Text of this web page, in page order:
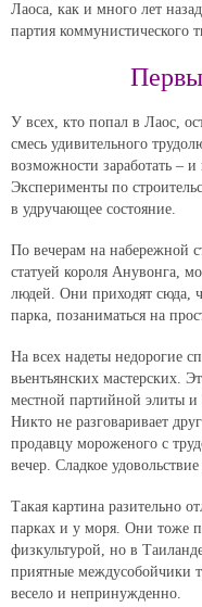
Лаоса, как и много лет
партия коммунистического
У всех, кто попал в Лаос,
смесь удивительного
возможности заработать –
Эксперименты по
в удручающее состояние.
По вечерам на набережной
статуей короля Анувонга,
людей. Они приходят сюда,
парка, позаниматься на
На всех надеты недорогие
вьентьянских мастерских.
местной партийной элиты
Никто не разговаривает
продавцу мороженого с
вечер. Сладкое
Такая картина разительно
парках и у моря. Они тоже
физкультурой, но в
приятные междусобойчики
весело и непринужденно.